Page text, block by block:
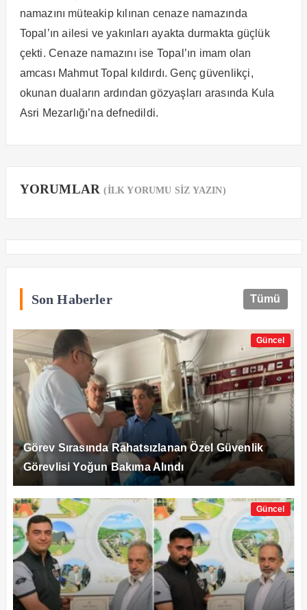
namazını müteakip kılınan cenaze namazında
Topal’ın ailesi ve yakınları ayakta durmakta güçlük
çekti. Cenaze namazını ise Topal’ın imam olan
amcası Mahmut Topal kıldırdı. Genç güvenlikçi,
okunan duaların ardından gözyaşları arasında Kula
Asri Mezarlığı’na defnedildi.
YORUMLAR(İLK YORUMU SİZ YAZIN)
Son Haberler Tümü
Güncel
Görev Sırasında Rahatsızlanan Özel Güvenlik
Görevlisi Yoğun Bakıma Alındı
Güncel